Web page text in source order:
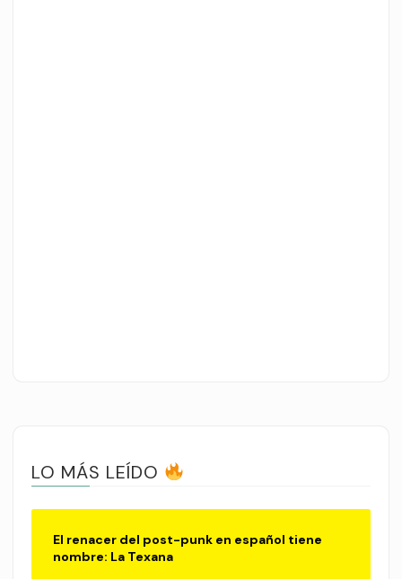
LO MÁS LEÍDO
El renacer del post-punk en español tiene
nombre: La Texana